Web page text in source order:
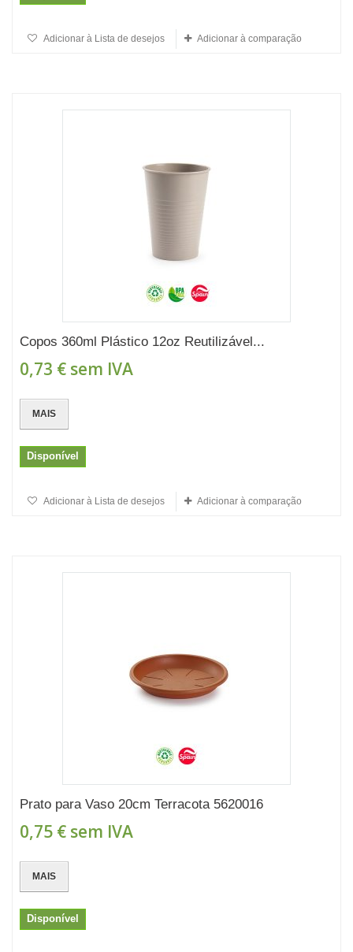
Adicionar à Lista de desejos Adicionar à comparação
Copos 360ml Plástico 12oz Reutilizável...
0,73 € sem IVA
MAIS
Disponível
Adicionar à Lista de desejos Adicionar à comparação
Prato para Vaso 20cm Terracota 5620016
0,75 € sem IVA
MAIS
Disponível